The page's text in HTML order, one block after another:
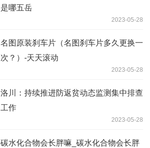
是哪五岳
2023-05-28
名图原装刹车片（名图刹车片多久更换一
次？）-天天滚动
2023-05-28
洛川：持续推进防返贫动态监测集中排查
工作
2023-05-28
碳水化合物会长胖嘛_碳水化合物会长胖